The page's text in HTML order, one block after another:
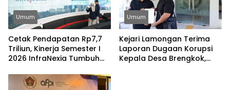
Umum
Cetak Pendapatan Rp7,7
Triliun, Kinerja Semester I
2026 InfraNexia Tumbuh
Saing Industri Digital
Umum
Kejari Lamongan Terima
Laporan Dugaan Korupsi
Kepala Desa Brengkok,